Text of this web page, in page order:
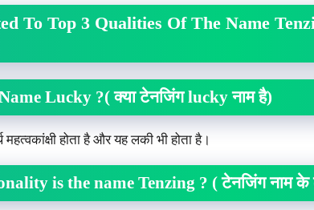
To Top 3 Qualities Of The Name
Lucky ?( क्या टेनजिंग lucky नाम है)
महत्वकांक्षी होता है और यह लकी भी होता है।
is the name Tenzing ? ( टेनजिंग नाम के